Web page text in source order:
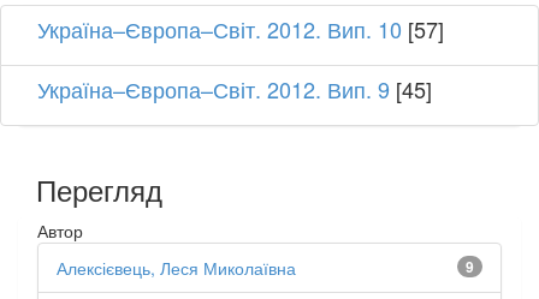
Україна–Європа–Світ. 2012. Вип. 10 [57]
Україна–Європа–Світ. 2012. Вип. 9 [45]
Перегляд
Автор
9
Алексієвець, Леся Миколаївна